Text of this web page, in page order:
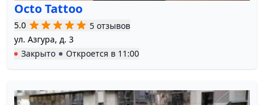
Octo Tattoo
5.0
5 отзывов
ул. Азгура, д. 3
Закрыто
Откроется в 11:00